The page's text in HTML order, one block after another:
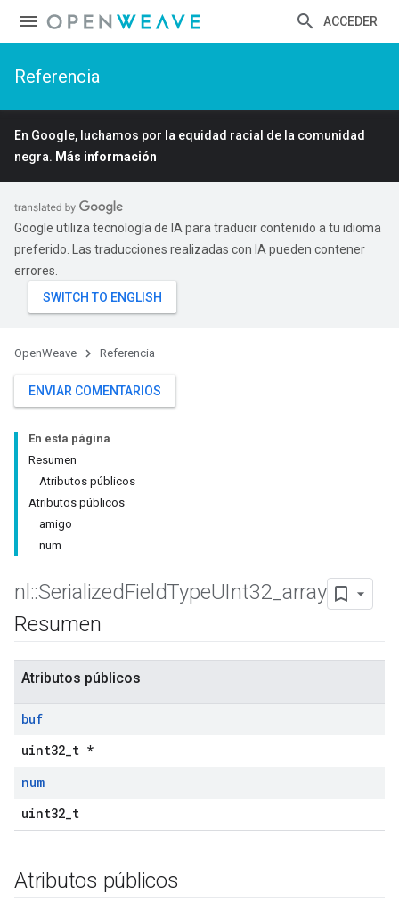
ACCEDER
Referencia
En Google, luchamos por la equidad racial de la comunidad
negra. Más información
Google utiliza tecnología de IA para traducir contenido a tu idioma
preferido. Las traducciones realizadas con IA pueden contener
errores.
OpenWeave Referencia
ENVIAR COMENTARIOS
En esta página
Resumen
Atributos públicos
Atributos públicos
amigo
num
nl ::SerializedFieldTypeUInt32 array
Resumen
Atributos públicos
buf
uint32_t *
num
uint32_t
Atributos públicos